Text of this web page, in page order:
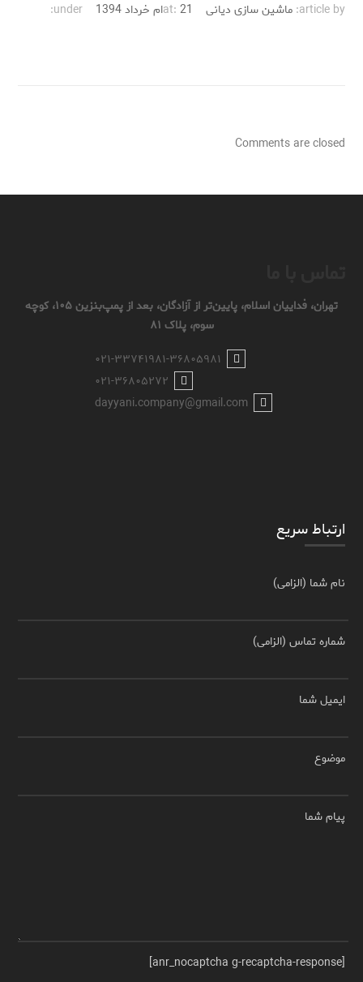
article by: ماشین سازی دیانی at: 21ام خرداد 1394 under:
Comments are closed
تهران، فداییان اسلام، پایین‌تر از آزادگان، بعد از پمپ‌بنزین ۱۰۵، کوچه
سوم، پلاک ۸۱
۰۲۱-۳۳۷۴۱۹۸۱-۳۶۸۰۵۹۸۱
۰۲۱-۳۶۸۰۵۲۷۲
dayyani.company@gmail.com
ارتباط سریع
نام شما (الزامی)
شماره تماس (الزامی)
ایمیل شما
موضوع
پیام شما
[anr_nocaptcha g-recaptcha-response]